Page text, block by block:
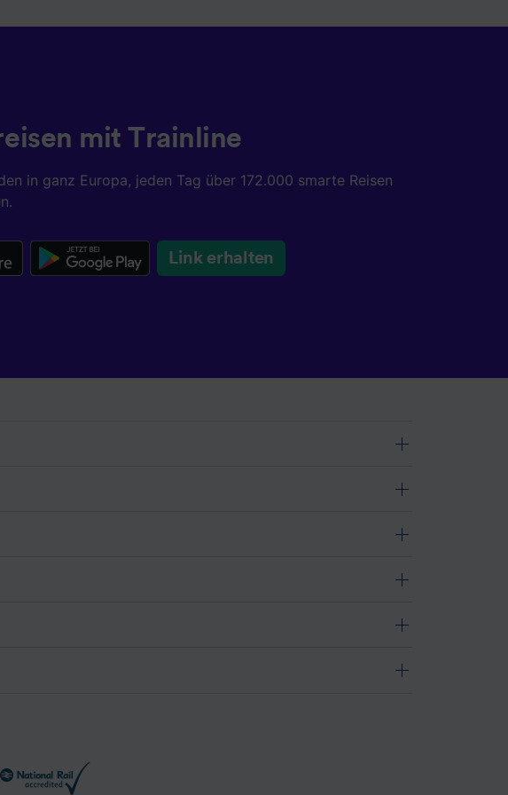
mit Trainline
in ganz Europa, jeden Tag über 172.000 smarte Reisen
Link erhalten